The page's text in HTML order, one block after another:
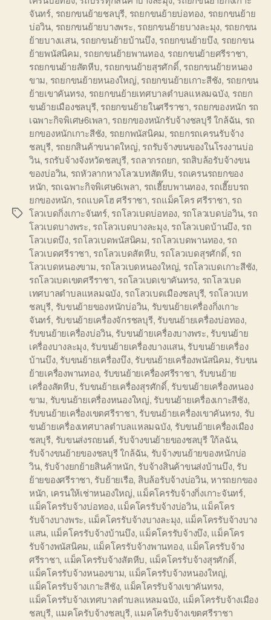
Tags
จันทร์, รถยกขนย้ายชลบุรี, รถยกขนย้ายบ่อทอง, รถยกขนย้าย
บ่อวิน, รถยกขนย้ายบางพระ, รถยกขนย้ายบางละมุง, รถยกขน
ย้ายบางแสน, รถยกขนย้ายบ้านบึง, รถยกขนย้ายบึง, รถยกขน
ย้ายพนัสนิคม, รถยกขนย้ายพานทอง, รถยกขนย้ายศรีราชา,
รถยกขนย้ายสัตหีบ, รถยกขนย้ายสุรศักดิ์, รถยกขนย้ายหนอง
ขาม, รถยกขนย้ายหนองใหญ่, รถยกขนย้ายเกาะสีชัง, รถยกขน
ย้ายเขาคันทรง, รถยกขนย้ายเทศบาลตำบลแหลมฉบัง, รถยก
ขนย้ายเมืองชลบุรี, รถยกขนย้ายในศรีราชา, รถยกของหนัก รถ
เฉพาะกิจพิเศษ6เพลา, รถยกของหนักรับจ้างชลบุรี ใกล้ฉัน, รถ
ยกของหนักเกาะสีชัง, รถยกพนัสนิคม, รถยกรถเครนรับจ้าง
ชลบุรี, รถยกสินค้าขนาดใหญ่, รถรับจ้างขนของในโรงงานบ่อ
วิน, รถรับจ้างจังหวัดชลบุรี, รถลากรถยก, รถสิบล้อรับจ้างขน
ของบ่อวิน, รถหัวลากหางโลวเบทสัตหีบ, รถเครนรถยกของ
หนัก, รถเฉพาะกิจพิเศษ6เพลา, รถเฮี๊ยบพานทอง, รถเฮี๊ยบรถ
ยกของหนัก, รถแบคโฮ ศรีราชา, รถแม็คโคร ศรีราชา, รถ
โลวเบดกิ่งเกาะจันทร์, รถโลวเบดบ่อทอง, รถโลวเบดบ่อวิน, รถ
โลวเบดบางพระ, รถโลวเบดบางละมุง, รถโลวเบดบ้านบึง, รถ
โลวเบดบึง, รถโลวเบดพนัสนิคม, รถโลวเบดพานทอง, รถ
โลวเบดศรีราชา, รถโลวเบดสัตหีบ, รถโลวเบดสุรศักดิ์, รถ
โลวเบดหนองขาม, รถโลวเบดหนองใหญ่, รถโลวเบดเกาะสีชัง,
รถโลวเบดเขตศรีราชา, รถโลวเบดเขาคันทรง, รถโลวเบด
เทศบาลตำบลแหลมฉบัง, รถโลวเบดเมืองชลบุรี, รถโลวเบท
ชลบุรี, รับขนย้ายของหนักบ่อวิน, รับขนย้ายเครื่องกิ่งเกาะ
จันทร์, รับขนย้ายเครื่องจักรชลบุรี, รับขนย้ายเครื่องบ่อทอง,
รับขนย้ายเครื่องบ่อวิน, รับขนย้ายเครื่องบางพระ, รับขนย้าย
เครื่องบางละมุง, รับขนย้ายเครื่องบางแสน, รับขนย้ายเครื่อง
บ้านบึง, รับขนย้ายเครื่องบึง, รับขนย้ายเครื่องพนัสนิคม, รับขน
ย้ายเครื่องพานทอง, รับขนย้ายเครื่องศรีราชา, รับขนย้าย
เครื่องสัตหีบ, รับขนย้ายเครื่องสุรศักดิ์, รับขนย้ายเครื่องหนอง
ขาม, รับขนย้ายเครื่องหนองใหญ่, รับขนย้ายเครื่องเกาะสีชัง,
รับขนย้ายเครื่องเขตศรีราชา, รับขนย้ายเครื่องเขาคันทรง, รับ
ขนย้ายเครื่องเทศบาลตำบลแหลมฉบัง, รับขนย้ายเครื่องเมือง
ชลบุรี, รับขนส่งรถยนต์, รับจ้างขนย้ายของชลบุรี ใก้ลฉัน,
รับจ้างขนย้ายของชลบุรี ใกล้ฉัน, รับจ้างขนย้ายของหนักบ่อ
วิน, รับจ้างยกย้ายสินค้าหนัก, รับจ้างสินค้าขนส่งบ้านบึง, รับ
ย้ายของศรีราชา, รับย้ายเรือ, สิบล้อรับจ้างบ่อวิน,หารถยกของ
หนัก, เครนให้เช่าหนองใหญ่, แม็คโครรับจ้างกิ่งเกาะจันทร์,
แม็คโครรับจ้างบ่อทอง, แม็คโครรับจ้างบ่อวิน, แม็คโคร
รับจ้างบางพระ, แม็คโครรับจ้างบางละมุง, แม็คโครรับจ้างบาง
แสน, แม็คโครรับจ้างบ้านบึง, แม็คโครรับจ้างบึง, แม็คโคร
รับจ้างพนัสนิคม, แม็คโครรับจ้างพานทอง, แม็คโครรับจ้าง
ศรีราชา, แม็คโครรับจ้างสัตหีบ, แม็คโครรับจ้างสุรศักดิ์,
แม็คโครรับจ้างหนองขาม, แม็คโครรับจ้างหนองใหญ่,
แม็คโครรับจ้างเกาะสีชัง, แม็คโครรับจ้างเขาคันทรง,
แม็คโครรับจ้างเทศบาลตำบลแหลมฉบัง, แม็คโครรับจ้างเมือง
ชลบุรี, แมคโครับจ้างชลบุรี, แมคโครับจ้างเขตศรีราชา